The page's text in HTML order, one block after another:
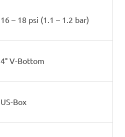
16 – 18 psi (1.1 – 1.2 bar)
4° V-Bottom
US-Box